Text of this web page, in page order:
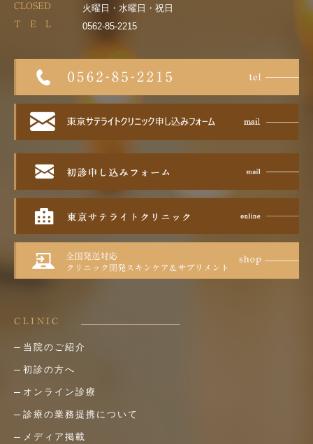
CLOSED 火曜日・水曜日・祝日
T E L 0562-85-2215
CLINIC
当院のご紹介
初診の方へ
オンライン診療
診療の業務提携について
メディア掲載